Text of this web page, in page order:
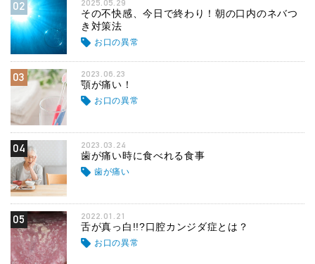
02 2025.05.29
その不快感、今日で終わり！朝の口内のネバつ
き対策法
お口の異常
03 2023.06.23
顎が痛い！
お口の異常
04 2023.03.24
歯が痛い時に食べれる食事
歯が痛い
05 2022.01.21
舌が真っ白!!?口腔カンジダ症とは？
お口の異常